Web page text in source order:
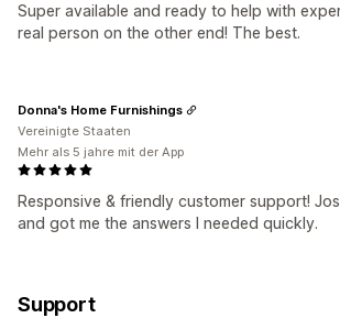
Super available and ready to help with
real person on the other end! The best.
Responsive & friendly customer support!
and got me the answers I needed quickly.
Donna's Home Furnishings
Vereinigte Staaten
Mehr als 5 jahre mit der App
Support